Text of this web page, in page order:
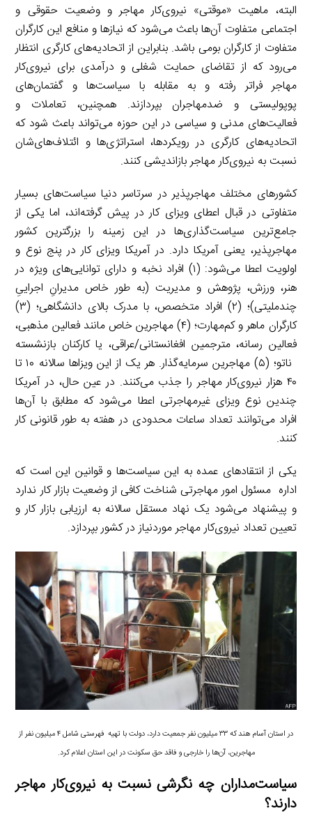
البته، ماهیت «موقتی» نیروی‌کار مهاجر و وضعیت حقوقی و
اجتماعی متفاوت آن‌ها باعث می‌شود که نیازها و منافع این کارگران
متفاوت از کارگران بومی باشد. بنابراین از اتحادیه‌های کارگری انتظار
می‌رود که از تقاضای حمایت شغلی و درآمدی برای نیروی‌کار
مهاجر فراتر رفته و به مقابله با سیاست‌ها و گفتمان‌های
پوپولیستی و ضدمهاجران بپردازند. همچنین، تعاملات و
فعالیت‌های مدنی و سیاسی در این حوزه می‌تواند باعث شود که
اتحادیه‌های کارگری در رویکردها، استراتژی‌ها و ائتلاف‌های‌شان
نسبت به نیروی‌کار مهاجر بازاندیشی کنند.
کشورهای مختلف مهاجرپذیر در سرتاسر دنیا سیاست‌های بسیار
متفاوتی در قبال اعطای ویزای کار در پیش گرفته‌اند، اما یکی از
جامع‌ترین سیاست‌گذاری‌ها در این زمینه را بزرگترین کشور
مهاجرپذیر، یعنی آمریکا دارد. در آمریکا ویزای کار در پنج نوع و
اولویت اعطا می‌شود: (۱) افراد نخبه و دارای توانایی‌های ویژه در
هنر، ورزش، پژوهش و مدیریت (به طور خاص مدیرانِ اجراییِ
چندملیتی)؛ (۲) افراد متخصص، با مدرک بالای دانشگاهی؛ (۳)
کارگران ماهر و کم‌مهارت؛ (۴) مهاجرین خاص مانند فعالین مذهبی،
فعالین رسانه، مترجمین افغانستانی/عراقی، یا کارکنان بازنشسته
ناتو؛ (۵) مهاجرین سرمایه‌گذار. هر یک از این ویزاها سالانه ۱۰ تا
۴۰ هزار نیروی‌کار مهاجر را جذب می‌کنند. در عین حال، در آمریکا
چندین نوع ویزای غیرمهاجرتی اعطا می‌شود که مطابق با آن‌ها
افراد می‌توانند تعداد ساعات محدودی در هفته به طور قانونی کار
کنند.
یکی از انتقادهای عمده به این سیاست‌ها و قوانین این است که
اداره مسئول امور مهاجرتی شناخت کافی از وضعیت بازار کار ندارد
و پیشنهاد می‌شود یک نهاد مستقل سالانه به ارزیابی بازار کار و
تعیین تعداد نیروی‌کار مهاجر موردنیاز در کشور بپردازد.
در استان آسام هند که ۳۳ میلیون نفر جمعیت دارد، دولت با تهیه فهرستی شامل ۴ میلیون نفر از
مهاجرین، آن‌ها را خارجی و فاقد حق سکونت در این استان اعلام کرد.
سیاست‌مداران چه نگرشی نسبت به نیروی‌کار مهاجر
دارند؟